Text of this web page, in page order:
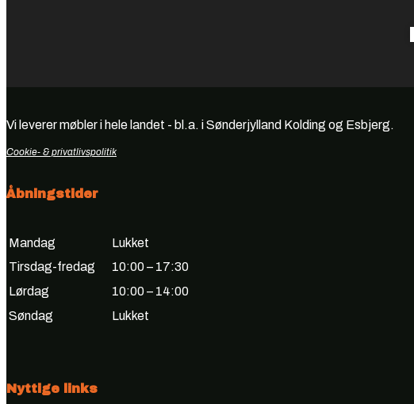
Vi leverer møbler i hele landet - bl.a. i Sønderjylland Kolding og Esbjerg.
Cookie- & privatlivspolitik
Åbningstider
Mandag
Lukket
Tirsdag-fredag
10:00 – 17:30
Lørdag
10:00 – 14:00
Søndag
Lukket
Nyttige links